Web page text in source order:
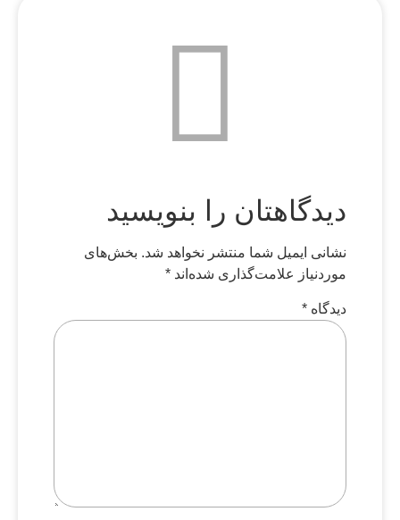
دیدگاهتان را بنویسید
نشانی ایمیل شما منتشر نخواهد شد. بخش‌های
موردنیاز علامت‌گذاری شده‌اند *
دیدگاه *